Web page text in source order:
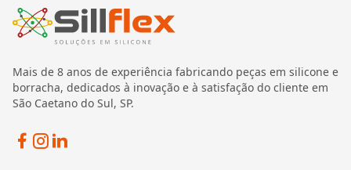
Mais de 8 anos de experiência fabricando peças em silicone e
borracha, dedicados à inovação e à satisfação do cliente em
São Caetano do Sul, SP.
Facebook
Instagram